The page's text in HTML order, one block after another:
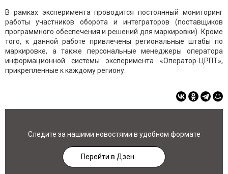
В рамках эксперимента проводится постоянный мониторинг
работы участников оборота и интеграторов (поставщиков
программного обеспечения и решений для маркировки). Кроме
того, к данной работе привлечены региональные штабы по
маркировке, а также персональные менеджеры оператора
информационной системы эксперимента «Оператор-ЦРПТ»,
прикрепленные к каждому региону.
Следите за нашими новостями в удобном формате
Перейти в Дзен